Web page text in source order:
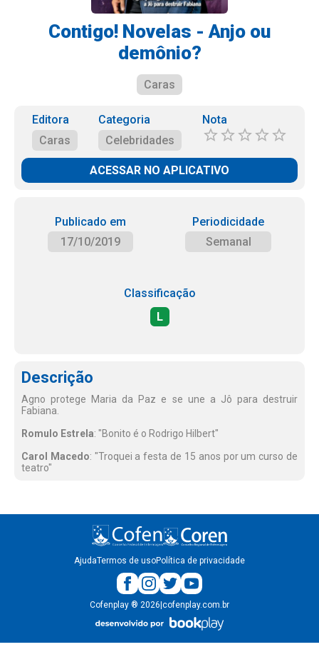
Contigo! Novelas - Anjo ou
demônio?
Caras
Editora
Caras
Categoria
Celebridades
Nota
ACESSAR NO APLICATIVO
Publicado em
17/10/2019
Periodicidade
Semanal
Classificação
L
Descrição
Agno protege Maria da Paz e se une a Jô para destruir
Fabiana.
Romulo Estrela: "Bonito é o Rodrigo Hilbert"
Carol Macedo: "Troquei a festa de 15 anos por um curso de
teatro"
AjudaTermos de usoPolítica de privacidade
Cofenplay ® 2026 cofenplay.com.br